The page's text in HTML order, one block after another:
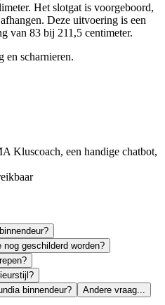
Het slotgat is voorgeboord,
Deze uitvoering is een
van 83 bij 211,5 centimeter.
en scharnieren.
Kluscoach, een handige chatbot,
geschilderd worden?
binnendeur?
Andere vraag...